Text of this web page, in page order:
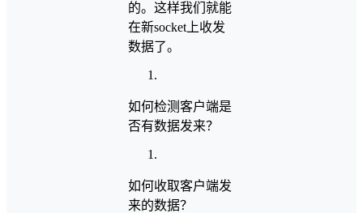
的。这样我们就能
在新socket上收发
数据了。
如何检测客户端是
否有数据发来？
如何收取客户端发
来的数据？